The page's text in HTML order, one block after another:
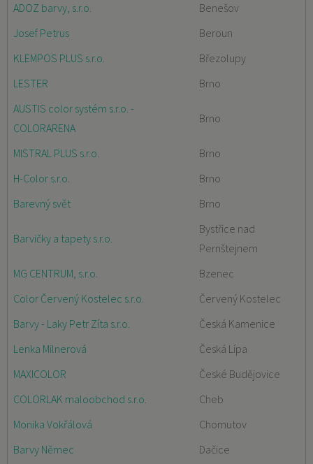
ADOZ barvy, s.r.o.
Benešov
Josef Petrus
Beroun
KLEMPOS PLUS s.r.o.
Březolupy
LESTER
Brno
AUSTIS color systém s.r.o. -
COLORARENA
Brno
MISTRAL PLUS s.r.o.
Brno
H-Color s.r.o.
Brno
Barevný svět
Brno
Barvičky a tapety s.r.o.
Bystřice nad
Pernštejnem
MG CENTRUM, s.r.o.
Bzenec
Color Červený Kostelec s.r.o.
Červený Kostelec
Barvy - Laky Petr Zíta s.r.o.
Česká Kamenice
Lenka Milnerová
Česká Lípa
MAXICOLOR
České Budějovice
COLORLAK maloobchod s.r.o.
Cheb
Monika Vokřálová
Chomutov
Barvy Němec
Dačice